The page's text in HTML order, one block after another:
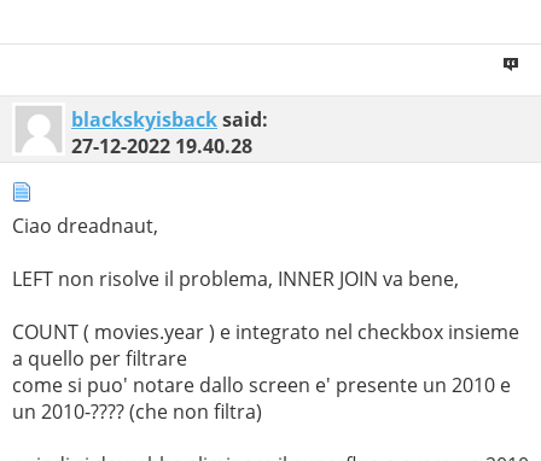
blackskyisbacksaid:
27-12-2022 19.40.28
Ciao dreadnaut,
LEFT non risolve il problema, INNER JOIN va bene,
COUNT ( movies.year ) e integrato nel checkbox insieme
a quello per filtrare
come si puo' notare dallo screen e' presente un 2010 e
un 2010-???? (che non filtra)